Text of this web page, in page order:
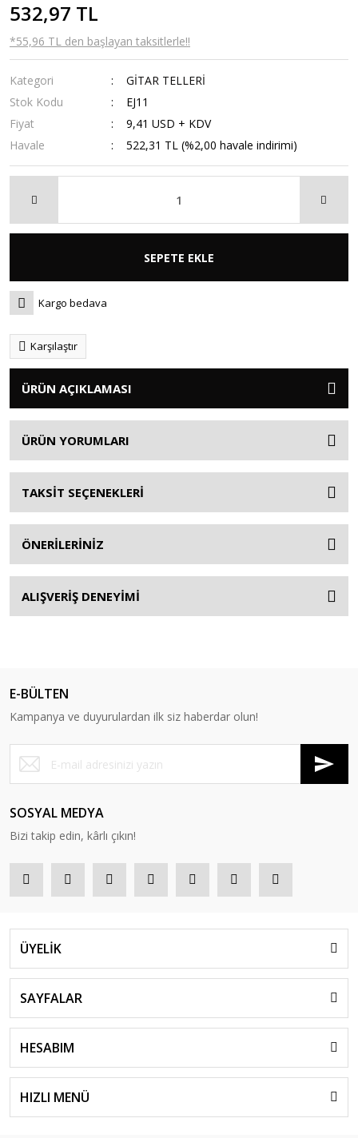
532,97 TL
*55,96 TL den başlayan taksitlerle!!
Kategori
GİTAR TELLERİ
Stok Kodu
EJ11
Fiyat
9,41 USD + KDV
Havale
522,31 TL (%2,00 havale indirimi)
SEPETE EKLE
Kargo bedava
Karşılaştır
ÜRÜN AÇIKLAMASI
ÜRÜN YORUMLARI
TAKSİT SEÇENEKLERİ
ÖNERİLERİNİZ
ALIŞVERİŞ DENEYİMİ
E-BÜLTEN
Kampanya ve duyurulardan ilk siz haberdar olun!
SOSYAL MEDYA
Bizi takip edin, kârlı çıkın!
ÜYELİK
SAYFALAR
HESABIM
HIZLI MENÜ